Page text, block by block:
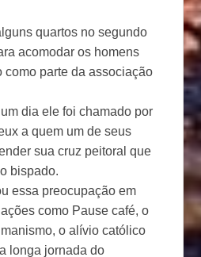
quartos no segundo
acomodar os homens
como parte da associação
dia ele foi chamado por
a quem um de seus
sua cruz peitoral que
bispado.
essa preocupação em
como Pause café, o
o alívio católico
longa jornada do